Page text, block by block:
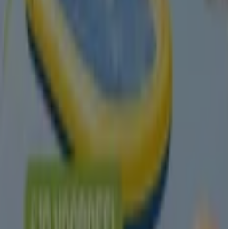
Verloopt 9-8
Pets&Co
Summer Vibes
Amsterdam